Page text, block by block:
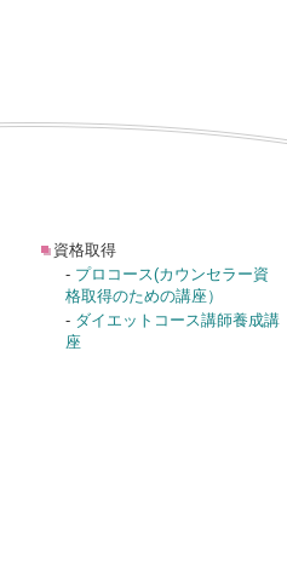
資格取得
- プロコース(カウンセラー資
格取得のための講座）
- ダイエットコース講師養成講
座